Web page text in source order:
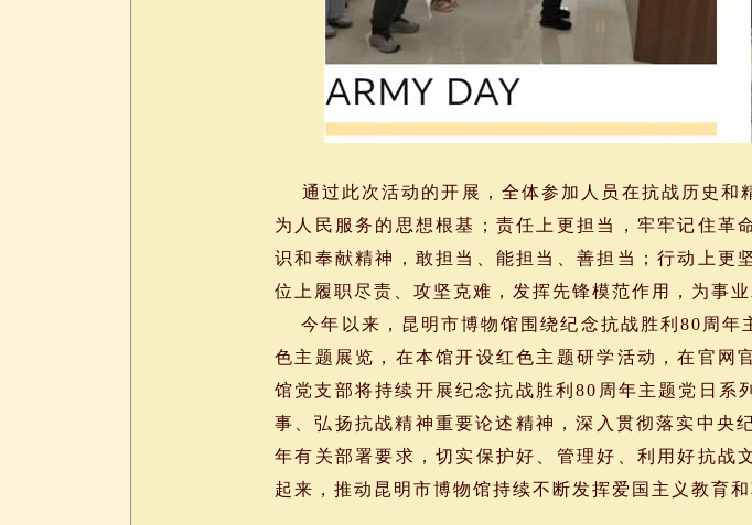
通过此次活动的开展，全体参加人员在抗战历史和
为人民服务的思想根基；责任上更担当，牢牢记住革
识和奉献精神，敢担当、能担当、善担当；行动上更
位上履职尽责、攻坚克难，发挥先锋模范作用，为事业
今年以来，昆明市博物馆围绕纪念抗战胜利80周年
色主题展览，在本馆开设红色主题研学活动，在官网
馆党支部将持续开展纪念抗战胜利80周年主题党日系
事、弘扬抗战精神重要论述精神，深入贯彻落实中央
年有关部署要求，切实保护好、管理好、利用好抗战
起来，推动昆明市博物馆持续不断发挥爱国主义教育和